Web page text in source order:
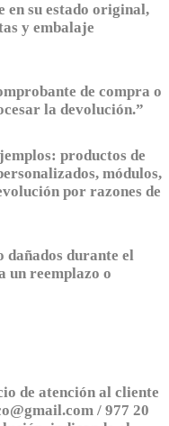
en su estado original,
y embalaje
de compra o
la devolución.”
productos de
módulos,
por razones de
dañados durante el
un reemplazo o
de atención al cliente
/ 977 20